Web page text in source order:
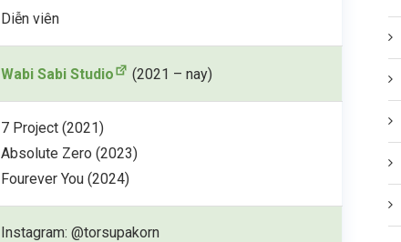
Diễn viên
Wabi Sabi Studio (2021 – nay)
7 Project (2021)
Absolute Zero (2023)
Fourever You (2024)
Instagram: @torsupakorn